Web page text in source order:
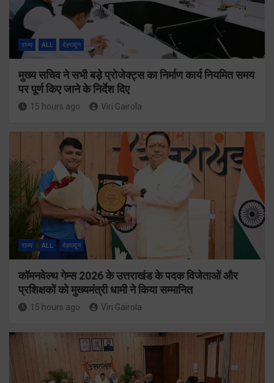
राज्य ALL देहरादून
मुख्य सचिव ने सभी बड़े प्रोजेक्ट्स का निर्माण कार्य नियमित समय
पर पूर्ण किए जाने के निर्देश दिए
15 hours ago Viri Gairola
राज्य ALL देहरादून
कॉमनवेल्थ गेम्स 2026 के उत्तराखंड के पदक विजेताओं और
प्रशिक्षकों को मुख्यमंत्री धामी ने किया सम्मानित
15 hours ago Viri Gairola